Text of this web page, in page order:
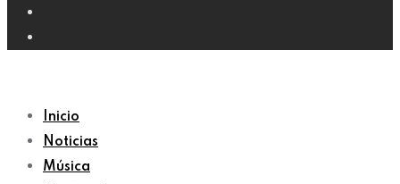
Inicio
Noticias
Música